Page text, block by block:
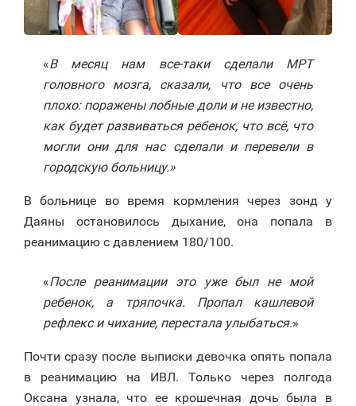
«В месяц нам все-таки сделали МРТ
головного мозга, сказали, что все очень
плохо: поражены лобные доли и не известно,
как будет развиваться ребенок, что всё, что
могли они для нас сделали и перевели в
городскую больницу.»
В больнице во время кормления через зонд у
Даяны остановилось дыхание, она попала в
реанимацию с давлением 180/100.
«После реанимации это уже был не мой
ребенок, а тряпочка. Пропал кашлевой
рефлекс и чихание, перестала улыбаться.»
Почти сразу после выписки девочка опять попала
в реанимацию на ИВЛ. Только через полгода
Оксана узнала, что ее крошечная дочь была в